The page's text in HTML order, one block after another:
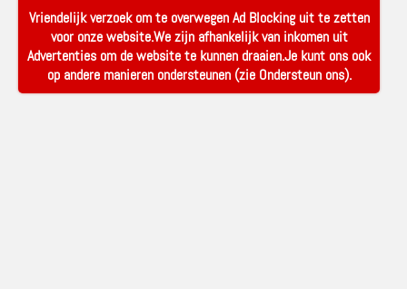
Vriendelijk verzoek om te overwegen Ad Blocking uit te zetten
voor onze website.We zijn afhankelijk van inkomen uit
Advertenties om de website te kunnen draaien.Je kunt ons ook
op andere manieren ondersteunen (zie Ondersteun ons).